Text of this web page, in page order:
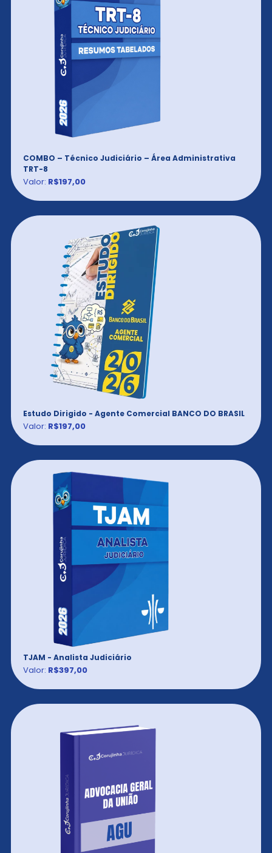
COMBO – Técnico Judiciário – Área Administrativa
TRT-8
Valor: R$197,00
Estudo Dirigido - Agente Comercial BANCO DO BRASIL
Valor: R$197,00
TJAM - Analista Judiciário
Valor: R$397,00